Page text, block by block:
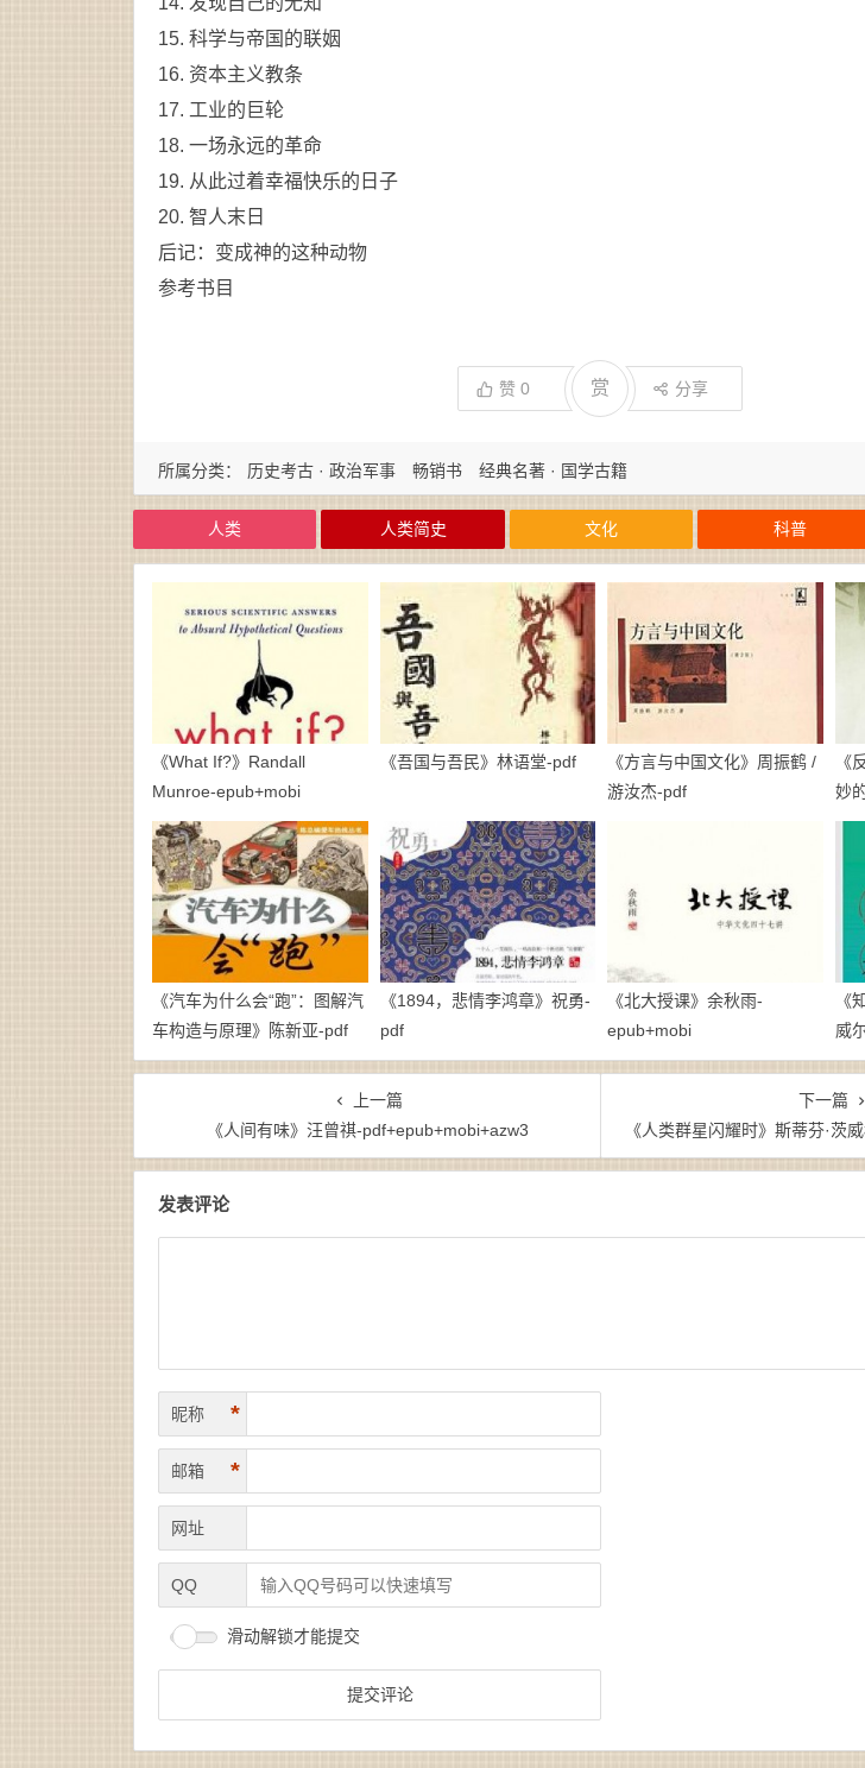
15. 科学与帝国的联姻
16. 资本主义教条
17. 工业的巨轮
18. 一场永远的革命
19. 从此过着幸福快乐的日子
20. 智人末日
后记：变成神的这种动物
参考书目
赞 0 赏 分享
所属分类： 历史考古 · 政治军事 畅销书 经典名著 · 国学古籍
人类 人类简史 文化 科普
《What If?》Randall
Munroe-epub+mobi
《吾国与吾民》林语堂-pdf
《方言与中国文化》周振鹤 /
游汝杰-pdf
《
妙
《汽车为什么会“跑”：图解汽
车构造与原理》陈新亚-pdf
《1894，悲情李鸿章》祝勇-
pdf
《北大授课》余秋雨-
epub+mobi
《
威
上一篇
《人间有味》汪曾祺-pdf+epub+mobi+azw3
下一篇
《人类群星闪耀时》斯蒂芬·茨威
发表评论
昵称 *
邮箱 *
网址
QQ
滑动解锁才能提交